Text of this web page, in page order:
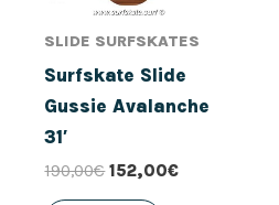
SLIDE SURFSKATES
Surfskate Slide
Gussie Avalanche
31′
190,00€ 152,00€